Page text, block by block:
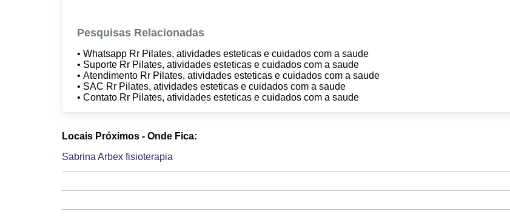
Pesquisas Relacionadas
• Whatsapp Rr Pilates, atividades esteticas e cuidados com a saude
• Suporte Rr Pilates, atividades esteticas e cuidados com a saude
• Atendimento Rr Pilates, atividades esteticas e cuidados com a saude
• SAC Rr Pilates, atividades esteticas e cuidados com a saude
• Contato Rr Pilates, atividades esteticas e cuidados com a saude
Locais Próximos - Onde Fica:
Sabrina Arbex fisioterapia